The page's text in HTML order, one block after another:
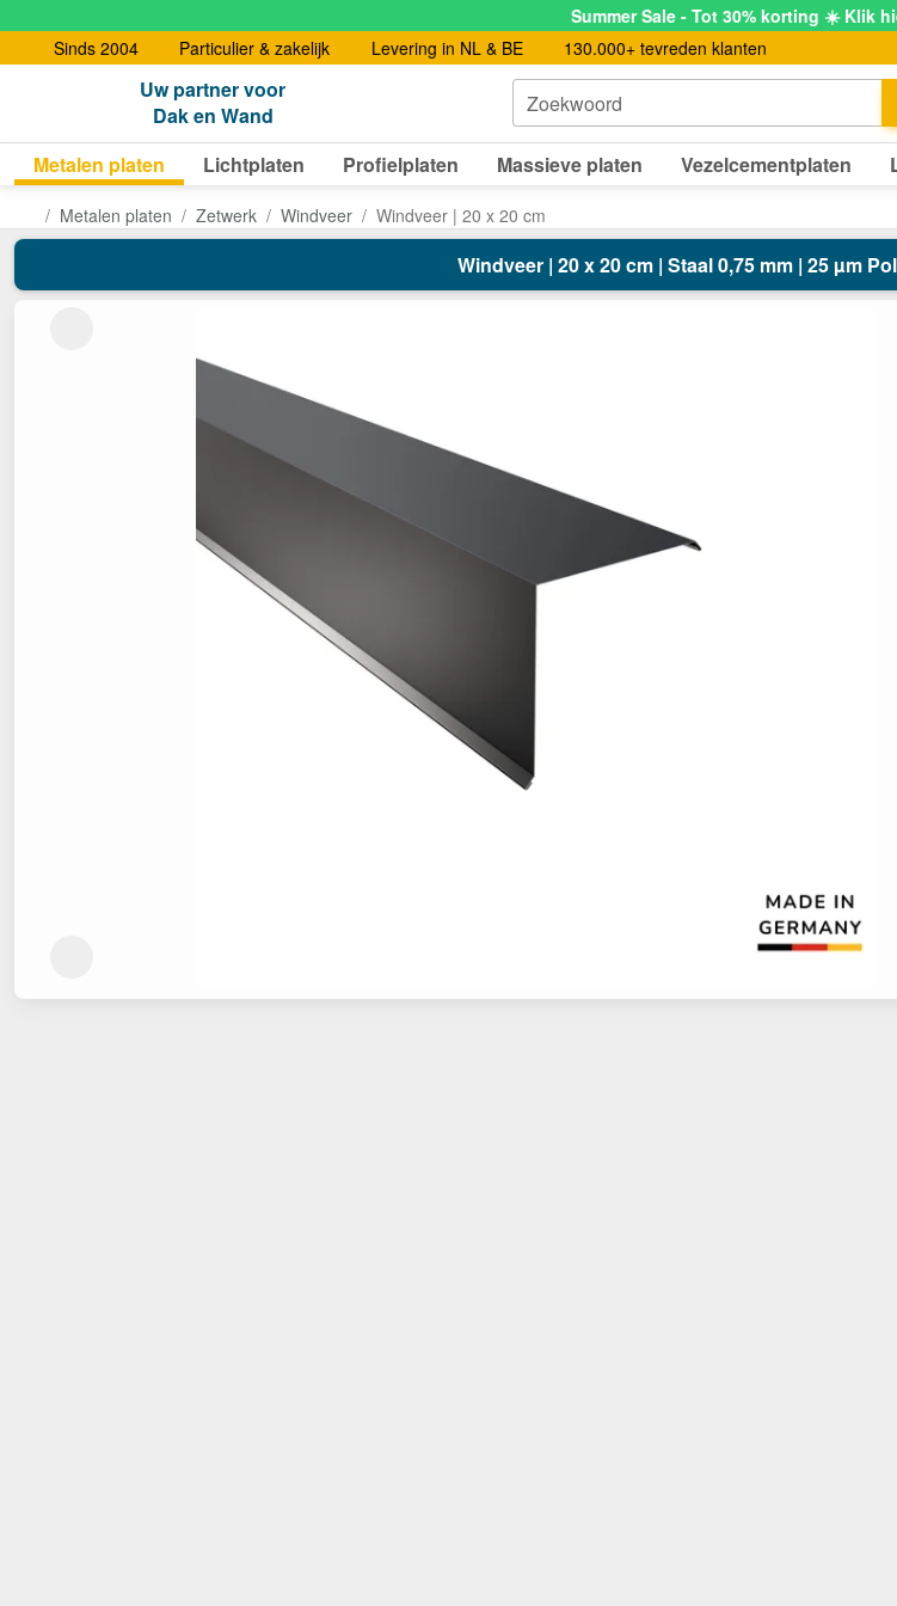
Summer Sale - Tot 30% korting ☀️ Klik
Sinds 2004
Particulier & zakelijk Levering in NL & BE 130.000+ tevreden klanten
Uw partner voor
Dak en Wand
Zoekwoord
Metalen platen Lichtplaten Profielplaten Massieve platen Vezelcementplaten
Metalen platen Zetwerk Windveer Windveer | 20 x 20 cm
Windveer | 20 x 20 cm | Staal 0,75 mm | 25 µm